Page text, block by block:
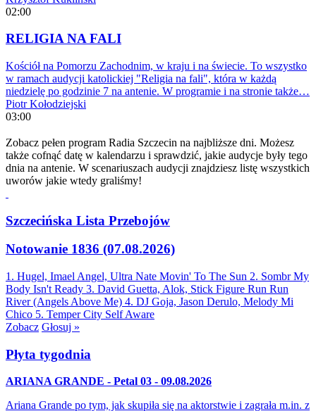
02:00
RELIGIA NA FALI
Kościół na Pomorzu Zachodnim, w kraju i na świecie. To wszystko
w ramach audycji katolickiej "Religia na fali", która w każdą
niedzielę po godzinie 7 na antenie. W programie i na stronie także…
Piotr Kołodziejski
03:00
Zobacz pełen program Radia Szczecin na najbliższe dni. Możesz
także cofnąć datę w kalendarzu i sprawdzić, jakie audycje były tego
dnia na antenie. W scenariuszach audycji znajdziesz listę wszystkich
uworów jakie wtedy graliśmy!
Szczecińska Lista Przebojów
Notowanie 1836 (07.08.2026)
1. Hugel, Imael Angel, Ultra Nate Movin' To The Sun 2. Sombr My
Body Isn't Ready 3. David Guetta, Alok, Stick Figure Run Run
River (Angels Above Me) 4. DJ Goja, Jason Derulo, Melody Mi
Chico 5. Temper City Self Aware
Zobacz Głosuj »
Płyta tygodnia
ARIANA GRANDE - Petal 03 - 09.08.2026
Ariana Grande po tym, jak skupiła się na aktorstwie i zagrała m.in. z